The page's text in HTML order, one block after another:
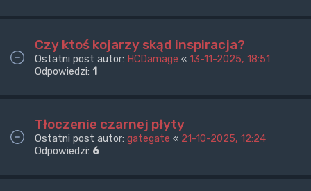
Czy ktoś kojarzy skąd inspiracja?
Ostatni post autor: HCDamage « 13-11-2025, 18:51
Odpowiedzi: 1
Tłoczenie czarnej płyty
Ostatni post autor: gategate « 21-10-2025, 12:24
Odpowiedzi: 6